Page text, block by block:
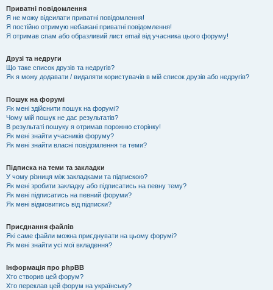
Приватні повідомлення
Я не можу відсилати приватні повідомлення!
Я постійно отримую небажані приватні повідомлення!
Я отримав спам або образливий лист email від учасника цього форуму!
Друзі та недруги
Що таке список друзів та недругів?
Як я можу додавати / видаляти користувачів в мій список друзів або недругів?
Пошук на форумі
Як мені здійснити пошук на форумі?
Чому мій пошук не дає результатів?
В результаті пошуку я отримав порожню сторінку!
Як мені знайти учасників форуму?
Як мені знайти власні повідомлення та теми?
Підписка на теми та закладки
У чому різниця між закладками та підпискою?
Як мені зробити закладку або підписатись на певну тему?
Як мені підписатись на певний форуми?
Як мені відмовитись від підписки?
Приєднання файлів
Які саме файли можна приєднувати на цьому форумі?
Як мені знайти усі мої вкладення?
Інформація про phpBB
Хто створив цей форум?
Хто переклав цей форум на українську?